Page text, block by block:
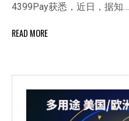
4399Pay获悉，近日，据知…
READ MORE